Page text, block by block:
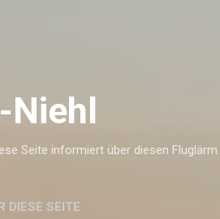
Niehl
Seite informiert über diesen Fluglärm.
DIESE SEITE